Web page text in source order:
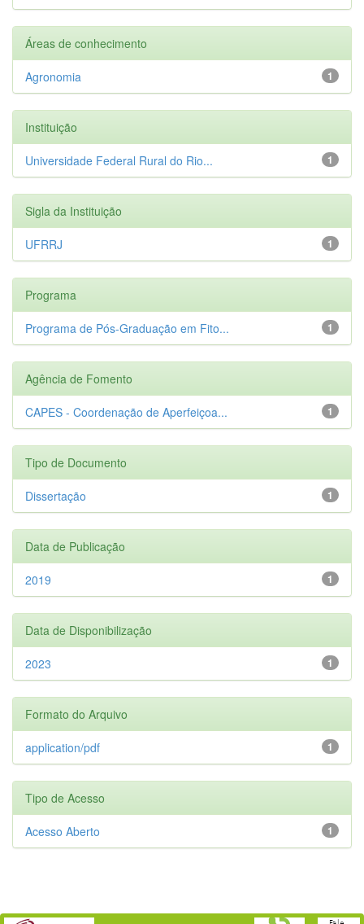
Áreas de conhecimento
1
Agronomia
Instituição
1
Universidade Federal Rural do Rio...
Sigla da Instituição
1
UFRRJ
Programa
1
Programa de Pós-Graduação em Fito...
Agência de Fomento
1
CAPES - Coordenação de Aperfeiçoa...
Tipo de Documento
1
Dissertação
Data de Publicação
1
2019
Data de Disponibilização
1
2023
Formato do Arquivo
1
application/pdf
Tipo de Acesso
1
Acesso Aberto